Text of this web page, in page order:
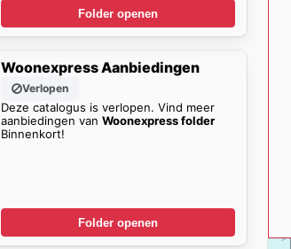
Folder openen
Woonexpress Aanbiedingen
Verlopen
Deze catalogus is verlopen. Vind meer
aanbiedingen vanWoonexpress folder
Binnenkort!
Folder openen